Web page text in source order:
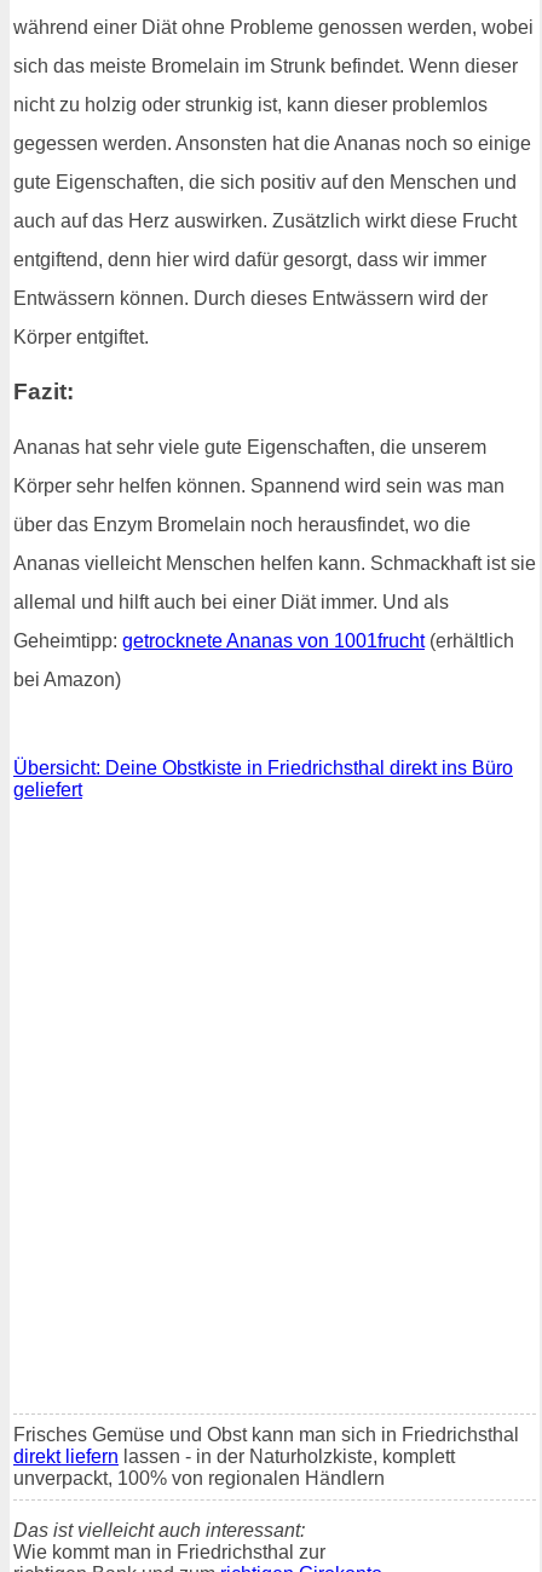
während einer Diät ohne Probleme genossen werden, wobei
sich das meiste Bromelain im Strunk befindet. Wenn dieser
nicht zu holzig oder strunkig ist, kann dieser problemlos
gegessen werden. Ansonsten hat die Ananas noch so einige
gute Eigenschaften, die sich positiv auf den Menschen und
auch auf das Herz auswirken. Zusätzlich wirkt diese Frucht
entgiftend, denn hier wird dafür gesorgt, dass wir immer
Entwässern können. Durch dieses Entwässern wird der
Körper entgiftet.
Fazit:
Ananas hat sehr viele gute Eigenschaften, die unserem
Körper sehr helfen können. Spannend wird sein was man
über das Enzym Bromelain noch herausfindet, wo die
Ananas vielleicht Menschen helfen kann. Schmackhaft ist sie
allemal und hilft auch bei einer Diät immer. Und als
Geheimtipp: getrocknete Ananas von 1001frucht(erhältlich
bei Amazon)
Übersicht: Deine Obstkiste in Friedrichsthal direkt ins Büro
geliefert
Frisches Gemüse und Obst kann man sich in Friedrichsthal
direkt liefern lassen - in der Naturholzkiste, komplett
unverpackt, 100% von regionalen Händlern
Das ist vielleicht auch interessant:
Wie kommt man in Friedrichsthal zur